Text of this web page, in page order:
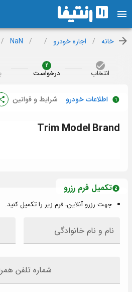
خانه / اجاره خودرو /
/
NaN
/
انتخاب
2
درخواست
اطلاعات خودرو شرایط و قوانین
Brand
Model
Trim
تکمیل فرم رزرو
جهت رزرو آنلاین، فرم زیر را تکمیل کنید.
نام و نام خانوادگی
شماره تلفن